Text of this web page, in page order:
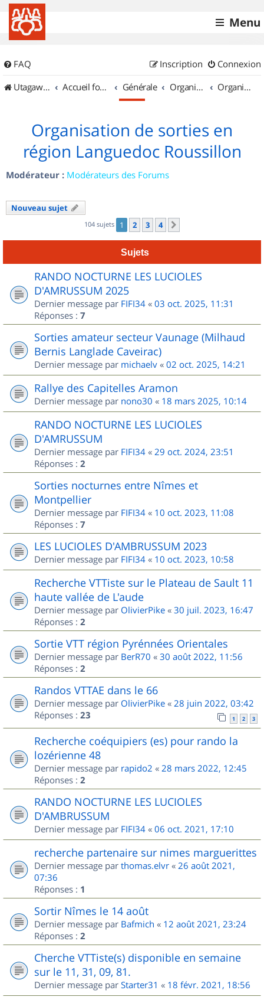
Menu
FAQ Connexion
Inscription
UtagawaVTT (Randos VTT et VTTAE avec traces GPS)
Accueil forum Générale Organisation de sorties & Recherche de partenaires Organisation de sorties en région Languedoc Roussillon
Organisation de sorties en
région Languedoc Roussillon
Modérateur : Modérateurs des Forums
Nouveau sujet
104 sujets 1 2 3 4
Sujets
RANDO NOCTURNE LES LUCIOLES
D'AMRUSSUM 2025
Dernier message par FIFI34 « 03 oct. 2025, 11:31
Réponses : 7
Sorties amateur secteur Vaunage (Milhaud
Bernis Langlade Caveirac)
Dernier message par michaelv « 02 oct. 2025, 14:21
Rallye des Capitelles Aramon
Dernier message par nono30 « 18 mars 2025, 10:14
RANDO NOCTURNE LES LUCIOLES
D'AMRUSSUM
Dernier message par FIFI34 « 29 oct. 2024, 23:51
Réponses : 2
Sorties nocturnes entre Nîmes et
Montpellier
Dernier message par FIFI34 « 10 oct. 2023, 11:08
Réponses : 7
LES LUCIOLES D'AMBRUSSUM 2023
Dernier message par FIFI34 « 10 oct. 2023, 10:58
Recherche VTTiste sur le Plateau de Sault 11
haute vallée de L'aude
Dernier message par OlivierPike « 30 juil. 2023, 16:47
Réponses : 2
Sortie VTT région Pyrénnées Orientales
Dernier message par BerR70 « 30 août 2022, 11:56
Réponses : 2
Randos VTTAE dans le 66
Dernier message par OlivierPike « 28 juin 2022, 03:42
Réponses : 23 1 2 3
Recherche coéquipiers (es) pour rando la
lozérienne 48
Dernier message par rapido2 « 28 mars 2022, 12:45
Réponses : 2
RANDO NOCTURNE LES LUCIOLES
D'AMBRUSSUM
Dernier message par FIFI34 « 06 oct. 2021, 17:10
recherche partenaire sur nimes marguerittes
Dernier message par thomas.elvr « 26 août 2021,
07:36
Réponses : 1
Sortir Nîmes le 14 août
Dernier message par Bafmich « 12 août 2021, 23:24
Réponses : 2
Cherche VTTiste(s) disponible en semaine
sur le 11, 31, 09, 81.
Dernier message par Starter31 « 18 févr. 2021, 18:56